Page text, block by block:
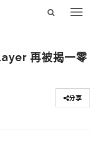
再被揭一零
分享